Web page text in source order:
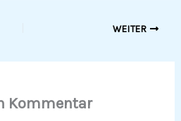
WEITER
Kommentar